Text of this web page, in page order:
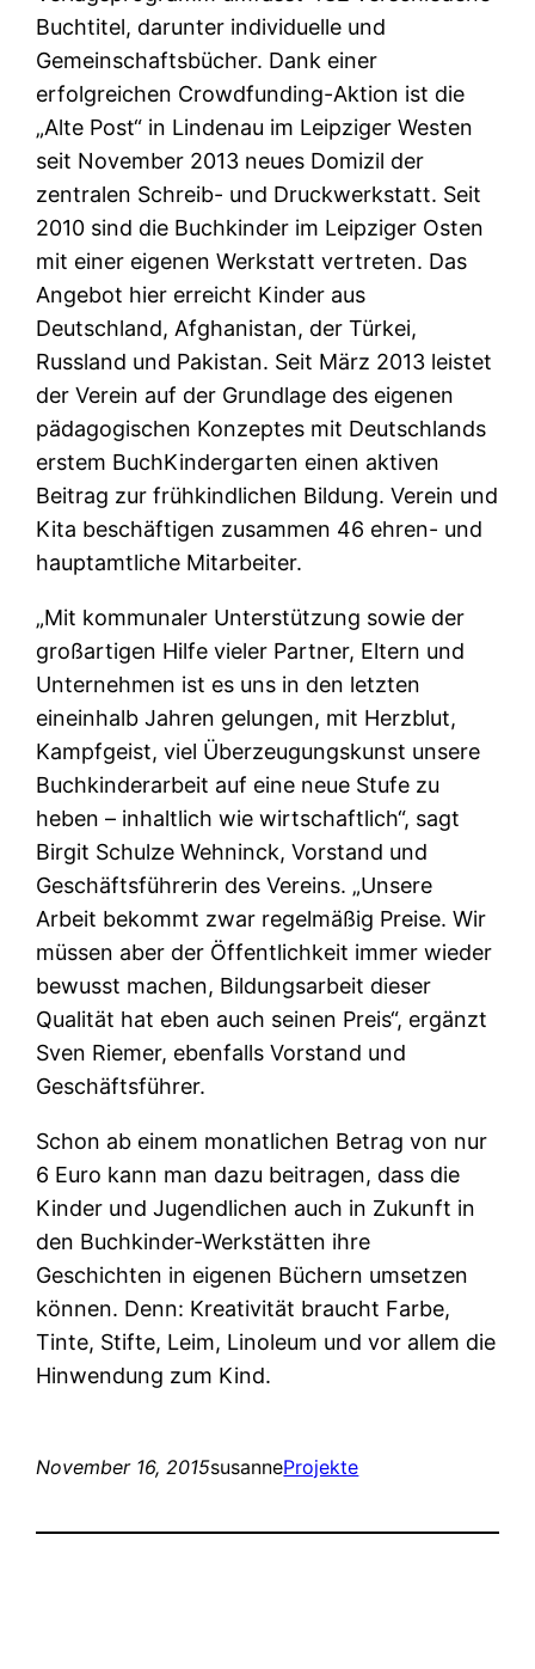
Buchtitel, darunter individuelle und
Gemeinschaftsbücher. Dank einer
erfolgreichen Crowdfunding-Aktion ist die
„Alte Post“ in Lindenau im Leipziger Westen
seit November 2013 neues Domizil der
zentralen Schreib- und Druckwerkstatt. Seit
2010 sind die Buchkinder im Leipziger Osten
mit einer eigenen Werkstatt vertreten. Das
Angebot hier erreicht Kinder aus
Deutschland, Afghanistan, der Türkei,
Russland und Pakistan. Seit März 2013 leistet
der Verein auf der Grundlage des eigenen
pädagogischen Konzeptes mit Deutschlands
erstem BuchKindergarten einen aktiven
Beitrag zur frühkindlichen Bildung. Verein und
Kita beschäftigen zusammen 46 ehren- und
hauptamtliche Mitarbeiter.
„Mit kommunaler Unterstützung sowie der
großartigen Hilfe vieler Partner, Eltern und
Unternehmen ist es uns in den letzten
eineinhalb Jahren gelungen, mit Herzblut,
Kampfgeist, viel Überzeugungskunst unsere
Buchkinderarbeit auf eine neue Stufe zu
heben – inhaltlich wie wirtschaftlich“, sagt
Birgit Schulze Wehninck, Vorstand und
Geschäftsführerin des Vereins. „Unsere
Arbeit bekommt zwar regelmäßig Preise. Wir
müssen aber der Öffentlichkeit immer wieder
bewusst machen, Bildungsarbeit dieser
Qualität hat eben auch seinen Preis“, ergänzt
Sven Riemer, ebenfalls Vorstand und
Geschäftsführer.
Schon ab einem monatlichen Betrag von nur
6 Euro kann man dazu beitragen, dass die
Kinder und Jugendlichen auch in Zukunft in
den Buchkinder-Werkstätten ihre
Geschichten in eigenen Büchern umsetzen
können. Denn: Kreativität braucht Farbe,
Tinte, Stifte, Leim, Linoleum und vor allem die
Hinwendung zum Kind.
November 16, 2015susanneProjekte